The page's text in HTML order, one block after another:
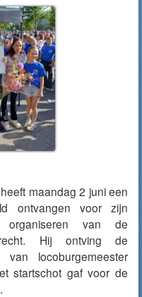
maandag 2 juni een
ontvangen voor zijn
van de
Hij ontving de
locoburgemeester
startschot gaf voor de